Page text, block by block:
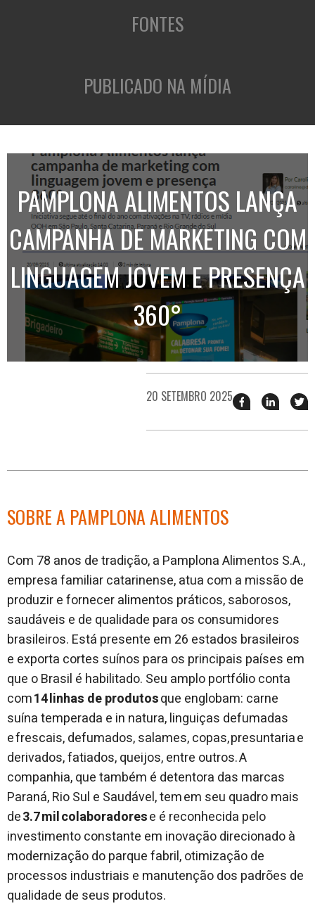
FONTES
PUBLICADO NA MÍDIA
PAMPLONA ALIMENTOS LANÇA
CAMPANHA DE MARKETING COM
LINGUAGEM JOVEM E PRESENÇA
360°
20 SETEMBRO 2025 Compartilhar
esse
no
esse
no
SOBRE A PAMPLONA ALIMENTOS
Com 78 anos de tradição, a Pamplona Alimentos S.A.,
empresa familiar catarinense, atua com a missão de
produzir e fornecer alimentos práticos, saborosos,
saudáveis e de qualidade para os consumidores
brasileiros. Está presente em 26 estados brasileiros
e exporta cortes suínos para os principais países em
que o Brasil é habilitado. Seu amplo portfólio conta
com14 linhas de produtosque englobam: carne
suína temperada e in natura, linguiças defumadas
e frescais, defumados, salames, copas, presuntaria e
derivados, fatiados, queijos, entre outros. A
companhia, que também é detentora das marcas
Paraná, Rio Sul e Saudável, tem em seu quadro mais
de3.7 mil colaboradorese é reconhecida pelo
investimento constante em inovação direcionado à
modernização do parque fabril, otimização de
processos industriais e manutenção dos padrões de
qualidade de seus produtos.